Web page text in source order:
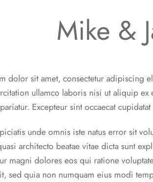
Mike &
dolor sit amet, consectetur adipiscing
ullamco laboris nisi ut aliquip
Excepteur sint occaecat
unde omnis iste natus error sit
architecto beatae vitae dicta sunt
magni dolores eos qui ratione
sed quia non numquam eius modi